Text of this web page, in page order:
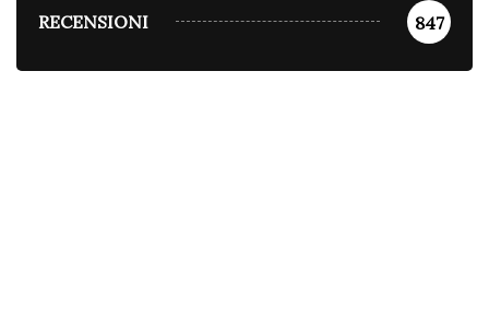
RECENSIONI 847